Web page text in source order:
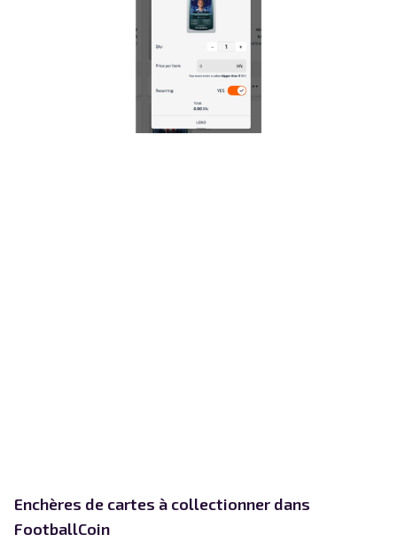
Enchères de cartes à collectionner dans
FootballCoin